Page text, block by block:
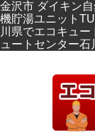
金沢市 ダイキン
機貯湯ユニット
川県でエコキュ
ュートセンター石